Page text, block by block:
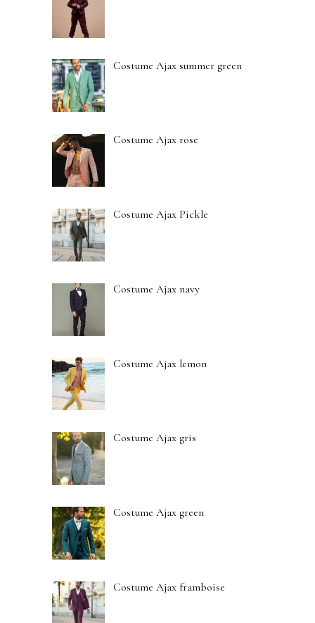
Costume Ajax summer green
Costume Ajax rose
Costume Ajax Pickle
Costume Ajax navy
Costume Ajax lemon
Costume Ajax gris
Costume Ajax green
Costume Ajax framboise